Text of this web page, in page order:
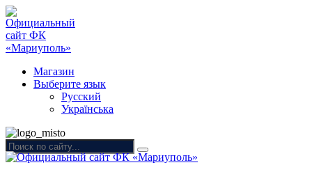
Магазин
Выберите язык
Русский
Українська